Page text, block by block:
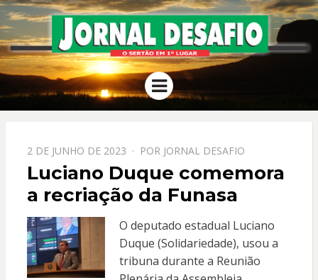
JORNAL
DESAFIO
O Sertão em 1º Lugar
Menu
PPOSTADO
EM
2 DE JUNHO DE 2023 POR JORNAL DESAFIO
Luciano Duque comemora
a recriação da Funasa
O deputado estadual Luciano
Duque (Solidariedade), usou a
tribuna durante a Reunião